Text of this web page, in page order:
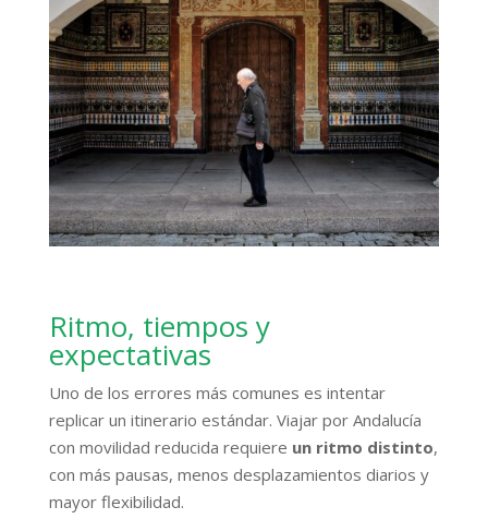
Ritmo, tiempos y
expectativas
Uno de los errores más comunes es intentar
replicar un itinerario estándar. Viajar por Andalucía
con movilidad reducida requiere un ritmo distinto,
con más pausas, menos desplazamientos diarios y
mayor flexibilidad.